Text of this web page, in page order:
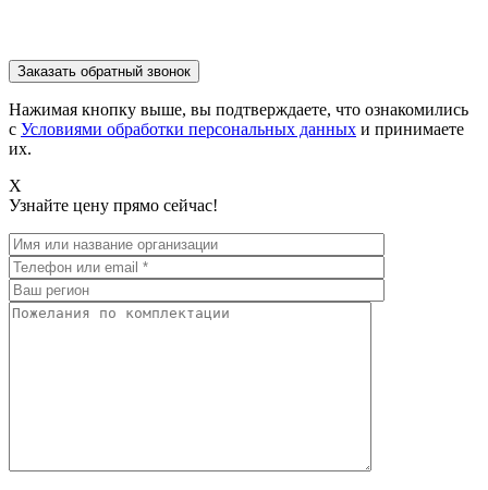
Нажимая кнопку выше, вы подтверждаете, что ознакомились
с Условиями обработки персональных данных и принимаете
их.
X
Узнайте цену прямо сейчас!